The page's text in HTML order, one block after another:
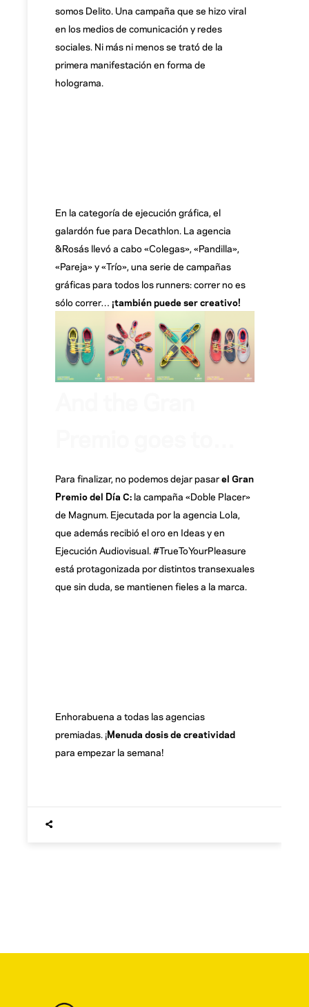
somos Delito. Una campaña que se hizo viral
en los medios de comunicación y redes
sociales. Ni más ni menos se trató de la
primera manifestación en forma de
holograma.
En la categoría de ejecución gráfica, el
galardón fue para Decathlon. La agencia
&Rosás llevó a cabo «Colegas», «Pandilla»,
«Pareja» y «Trío», una serie de campañas
gráficas para todos los runners: correr no es
sólo correr… ¡también puede ser creativo!
Para finalizar, no podemos dejar pasarel Gran
Premio del Día C: la campaña «Doble Placer»
de Magnum. Ejecutada por la agencia Lola,
que además recibió el oro en Ideas y en
Ejecución Audiovisual. #TrueToYourPleasure
está protagonizada por distintos transexuales
que sin duda, se mantienen fieles a la marca.
Enhorabuena a todas las agencias
premiadas. ¡Menuda dosis de creatividad
para empezar la semana!